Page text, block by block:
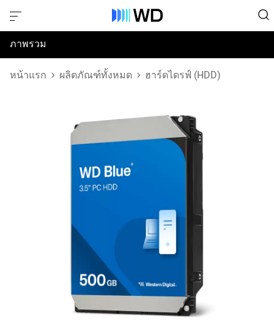
ภาพรวม
ข้อมูลจำเพาะ
หน้าแรก ผลิตภัณฑ์ทั้งหมด ฮาร์ดไดรฟ์ (HDD)